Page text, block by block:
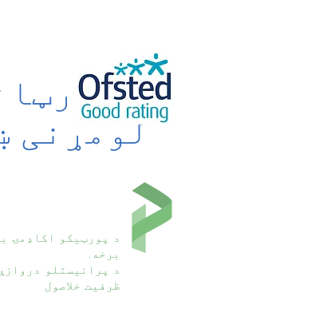
د
لومړنی
د پورټیکو اکاډمۍ
برخه.
د پرانیستلو
ظرفیت خلاصول